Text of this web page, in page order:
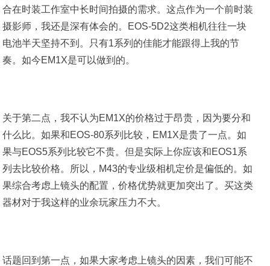
合在时装工作室中长时间拍摄的需求。这点作为一个前时装
摄影师，我还是深有体会的。EOS-5D2这类相机往往一块
电池半天坚持不到。只有1系列的佳能才能跟得上我的节
奏。如今EM1X是可以做到的。
关于第二点，我不认为EM1X的价格过于昂贵，因为要分和
什么比。如果和EOS-80系列比较，EM1X是贵了一点。如
果与EOS5系列比较它不贵。但是实际上你应该和EOS1系
列去比较价格。所以，M43的专业级相机定价是偏低的。如
果综合考虑上镜头的配置，价格优势就更加突出了。买这类
器材对于我这样的业余玩家压力不大。
话题回到第一点，如果大家考虑上镜头的因素，我们可能不